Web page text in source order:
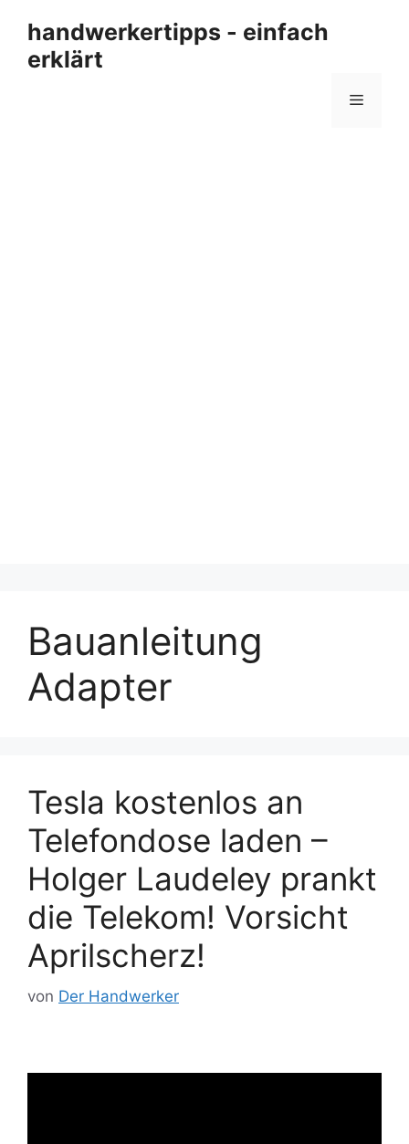
Inhalt
springen
handwerkertipps - einfach
erklärt
Menü
Bauanleitung
Adapter
Tesla kostenlos an
Telefondose laden –
Holger Laudeley prankt
die Telekom! Vorsicht
Aprilscherz!
von Der Handwerker